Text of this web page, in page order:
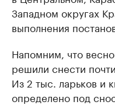
Западном округах
выполнения
Напомним, что
решили снести
Из 2 тыс. ларьков и
определено под